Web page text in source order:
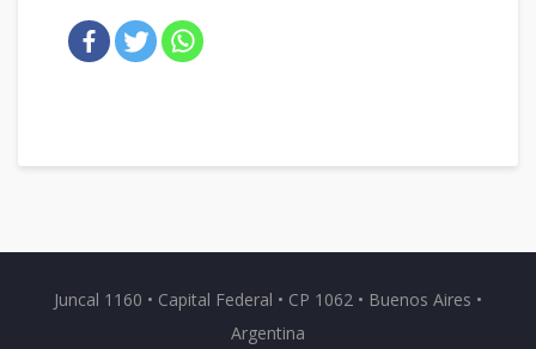
Juncal 1160 • Capital Federal • CP 1062 • Buenos Aires •
Argentina